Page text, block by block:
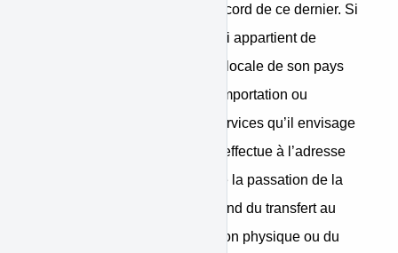
Vendeur à l’Acheteur avant accord de ce dernier. Si
l’Acheteur est à l’Etranger, il lui appartient de
s’informer auprès de l’autorité locale de son pays
des éventuelles limitations d’importation ou
d’utilisation des produits ou services qu’il envisage
de commander. La livraison s’effectue à l’adresse
indiquée par l’Acheteur lors de la passation de la
commande. La livraison s'entend du transfert au
consommateur de la possession physique ou du